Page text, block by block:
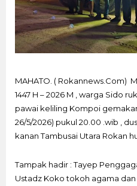
MAHATO. ( Rokannews.Com)
1447 H – 2026 M , warga Sido
pawai keliling Kompoi
26/5/2026) pukul 20.00 .wib ,
kanan Tambusai Utara Rokan
Tampak hadir : Tayep
Ustadz Koko tokoh agama